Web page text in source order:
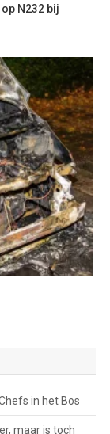
N232 bij
in het Bos
maar is toch